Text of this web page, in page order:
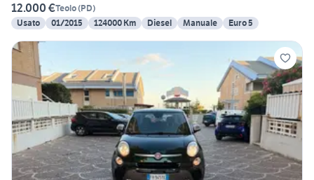
12.000 €Teolo(PD)
Usato
01/2015 124000 Km Diesel Manuale Euro 5